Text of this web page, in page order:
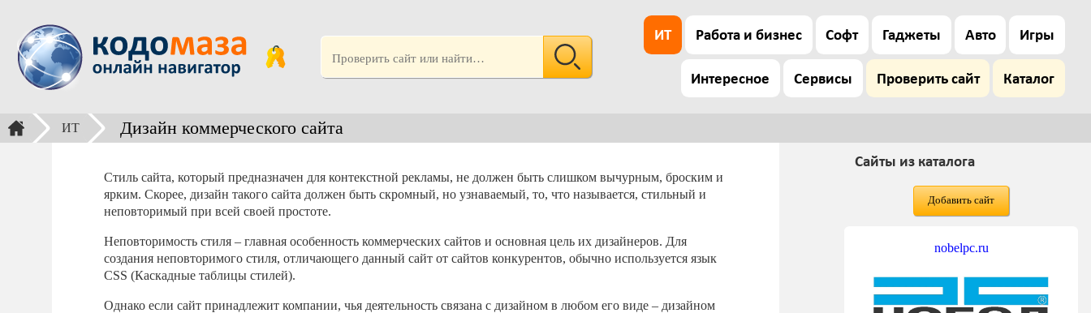
ИТ Работа и бизнес Софт Гаджеты Авто Игры
Интересное Сервисы Проверить сайт Каталог
ИТ Дизайн коммерческого сайта
Стиль сайта, который предназначен для контекстной рекламы, не должен быть слишком вычурным, броским и
ярким. Скорее, дизайн такого сайта должен быть скромный, но узнаваемый, то, что называется, стильный и
неповторимый при всей своей простоте.
Неповторимость стиля – главная особенность коммерческих сайтов и основная цель их дизайнеров. Для
создания неповторимого стиля, отличающего данный сайт от сайтов конкурентов, обычно используется язык
CSS (Каскадные таблицы стилей).
Однако если сайт принадлежит компании, чья деятельность связана с дизайном в любом его виде – дизайном
Сайты из каталога
Добавить сайт
nobelpc.ru